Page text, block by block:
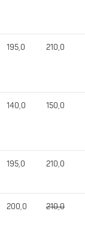
195,0 210,0
140,0 150,0
195,0 210,0
200,0 210,0